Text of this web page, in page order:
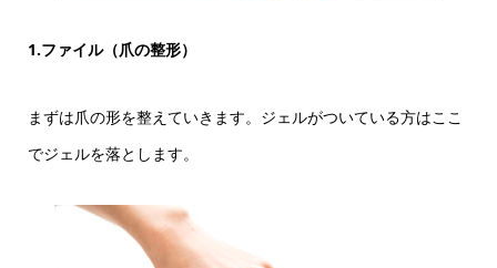
1.ファイル（爪の整形）
まずは爪の形を整えていきます。ジェルがついている方はここ
でジェルを落とします。